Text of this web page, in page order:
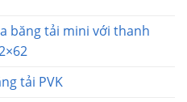
băng tải mini với thanh
tải PVK